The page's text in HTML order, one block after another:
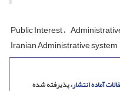
Public Interest
Iranian Administrative system
آماده انتشار، پذیرفته شده